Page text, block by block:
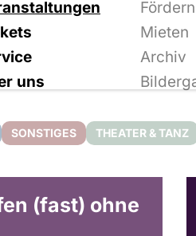
Fördern
Mieten
Archiv
uns
SONSTIGES THEATER & TANZ
(fast) ohne